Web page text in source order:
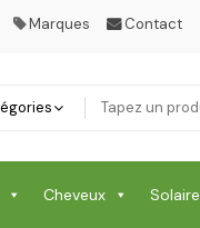
Marques Contact
Cheveux Solaire